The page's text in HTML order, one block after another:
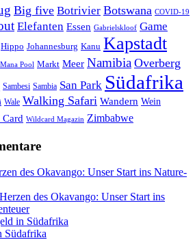
Big five Botrivier Botswana COVID-19
Elefanten Essen Gabrielskloof Game
Hippo Johannesburg Kanu Kapstadt
Mana Pool Markt Meer Namibia Overberg
Sambesi Sambia San Park Südafrika
Wale Walking Safari Wandern Wein
Wildcard Magazin Zimbabwe
des Okavango: Unser Start ins Nature-
des Okavango: Unser Start ins
in Südafrika
Südafrika